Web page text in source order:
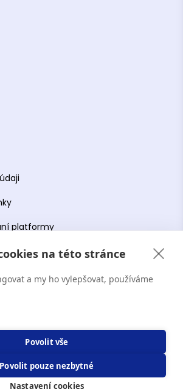
na této stránce
a my ho vylepšovat, používáme
Povolit vše
Povolit pouze nezbytné
Nastavení cookies
platformy
CZ s.r.o. 2026. Všechna práva
provozuje Terapie CZ s.r.o. IČO: